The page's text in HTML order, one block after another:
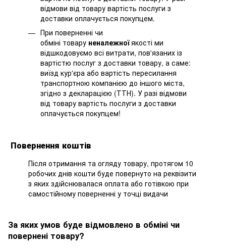
відмови від товару вартість послуги з
доставки оплачується покупцем.
При поверненні чи
обміні товару неналежноїякості ми
відшкодовуємо всі витрати, пов'язаних із
вартістю послуг з доставки товару, а саме:
виїзд кур'єра або вартість пересилання
транспортною компанією до іншого міста,
згідно з декларацією (ТТН). У разі відмови
від товару вартість послуги з доставки
оплачується покупцем!
Повернення коштів
Після отримання та огляду товару, протягом 10
робочих днів кошти буде повернуто на реквізити
з яких здійснювалася оплата або готівкою при
самостійному поверненні у точці видачи
За яких умов буде відмовлено в обміні чи
повернені товару?